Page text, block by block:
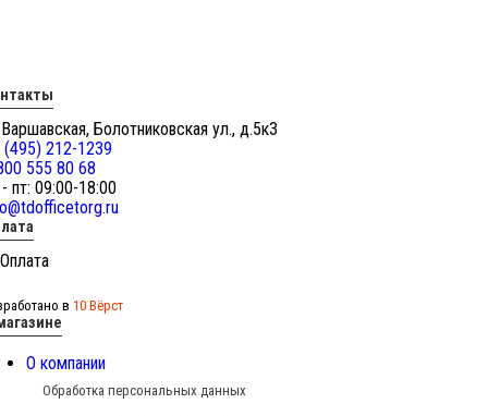
Болотниковская ул., д.5к3
(495) 212-1239
555 80 68
пт: 09:00-18:00
в 10 Вёрст
О компании
Обработка персональных данных